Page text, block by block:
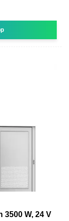
W, 24 V